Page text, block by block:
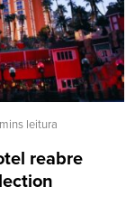
leitura
reabre